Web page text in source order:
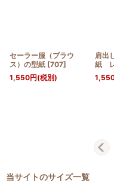
セーラー服（ブラウ
ス）の型紙 [707]
1,550円(税別)
肩出
紙
当サイトのサイズ一覧